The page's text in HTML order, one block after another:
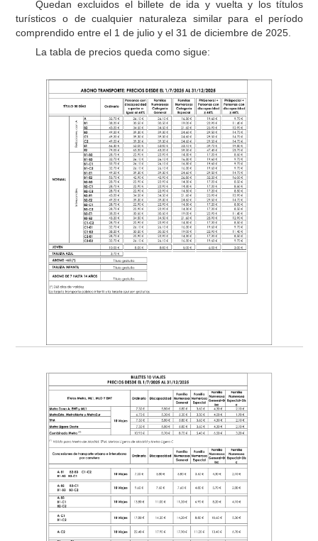
Quedan excluidos el billete de ida y vuelta y los títulos
turísticos o de cualquier naturaleza similar para el período
comprendido entre el 1 de julio y el 31 de diciembre de 2025.
La tabla de precios queda como sigue: